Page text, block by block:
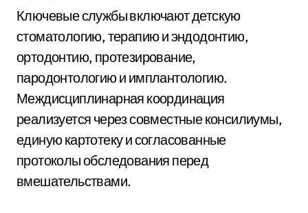
Ключевые службы включают детскую
стоматологию, терапию и эндодонтию,
ортодонтию, протезирование,
пародонтологию и имплантологию.
Междисциплинарная координация
реализуется через совместные консилиумы,
единую картотеку и согласованные
протоколы обследования перед
вмешательствами.